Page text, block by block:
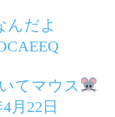
んだよ
てマウス
月22日